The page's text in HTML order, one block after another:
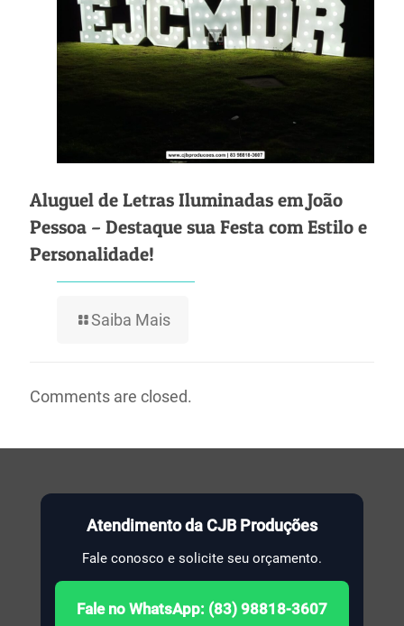
Aluguel de Letras Iluminadas em João
Pessoa – Destaque sua Festa com Estilo e
Personalidade!
Saiba Mais
Comments are closed.
Atendimento da CJB Produções
Fale conosco e solicite seu orçamento.
Fale no WhatsApp: (83) 98818-3607